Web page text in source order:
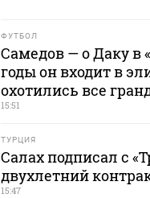
ФУТБОЛ
Самедов — о Даку в
годы он входит в
охотились все
15:51
ТУРЦИЯ
Салах подписал с
двухлетний
15:47